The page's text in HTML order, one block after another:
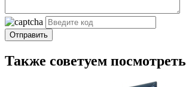
Отправить
Также советуем посмотреть